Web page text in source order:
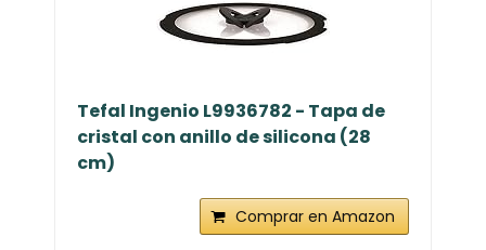
Tefal Ingenio L9936782 - Tapa de
cristal con anillo de silicona (28
cm)
Comprar en Amazon